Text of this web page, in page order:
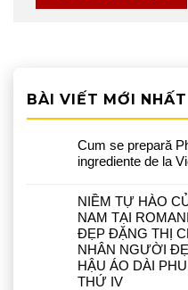
BÀI VIẾT MỚI NHẤT
Cum se prepară
ingrediente de la
NIỀM TỰ HÀO
NAM TẠI
ĐẸP ĐẶNG THỊ
NHÂN NGƯỜI
HẬU ÁO DÀI
THỨ IV